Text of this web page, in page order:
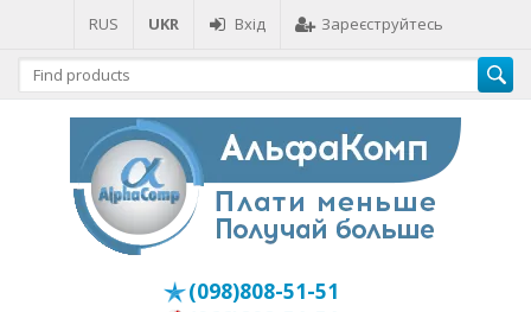
RUS UKR Вхід Зареєструйтесь
(098)808-51-51